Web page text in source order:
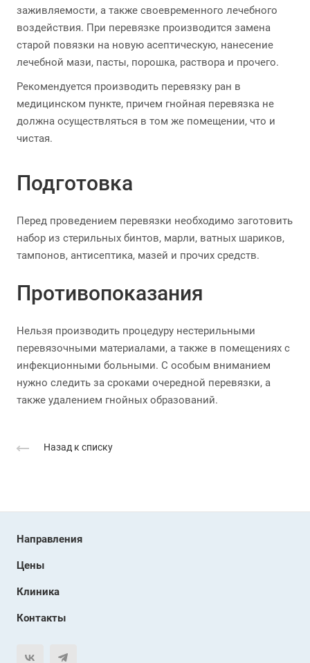
заживляемости, а также своевременного лечебного
воздействия. При перевязке производится замена
старой повязки на новую асептическую, нанесение
лечебной мази, пасты, порошка, раствора и прочего.
Рекомендуется производить перевязку ран в
медицинском пункте, причем гнойная перевязка не
должна осуществляться в том же помещении, что и
чистая.
Подготовка
Перед проведением перевязки необходимо заготовить
набор из стерильных бинтов, марли, ватных шариков,
тампонов, антисептика, мазей и прочих средств.
Противопоказания
Нельзя производить процедуру нестерильными
перевязочными материалами, а также в помещениях с
инфекционными больными. С особым вниманием
нужно следить за сроками очередной перевязки, а
также удалением гнойных образований.
Назад к списку
Направления
Цены
Клиника
Контакты